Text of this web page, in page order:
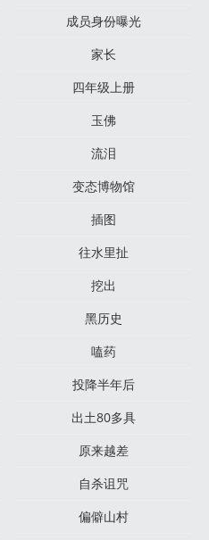
成员身份曝光
家长
四年级上册
玉佛
流泪
变态博物馆
插图
往水里扯
挖出
黑历史
嗑药
投降半年后
出土80多具
原来越差
自杀诅咒
偏僻山村